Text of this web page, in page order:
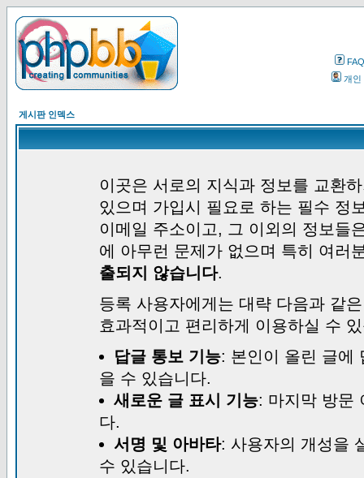
FAQ
개인
게시판 인덱스
이곳은 서로의 지식과 정보를 교환
있으며 가입시 필요로 하는 필수 정
이메일 주소이고, 그 이외의 정보들
에 아무런 문제가 없으며 특히 여러
출되지 않습니다.
등록 사용자에게는 대략 다음과 같
효과적이고 편리하게 이용하실 수
답글 통보 기능: 본인이 올린 글에
을 수 있습니다.
새로운 글 표시 기능: 마지막 방문
다.
서명 및 아바타: 사용자의 개성을
수 있습니다.